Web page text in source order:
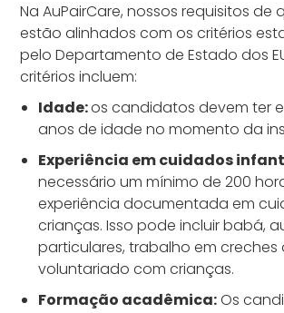
Na AuPairCare, nossos requisitos de
estão alinhados com os critérios
pelo Departamento de Estado dos
critérios incluem:
Idade:os candidatos devem ter
anos de idade no momento da
Experiência em cuidados
necessário um mínimo de 200
experiência documentada em
crianças. Isso pode incluir babá,
particulares, trabalho em creches
voluntariado com crianças.
Formação acadêmica:Os